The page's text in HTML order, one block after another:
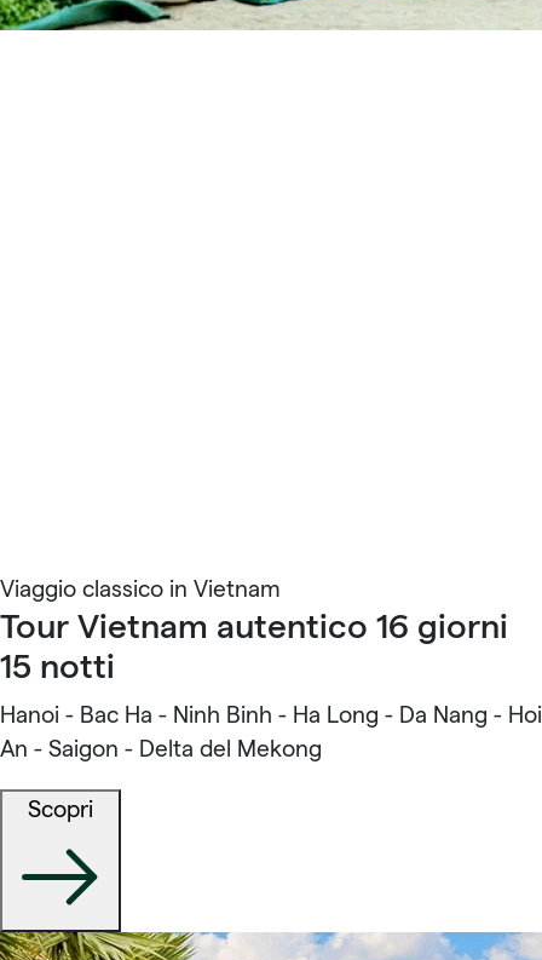
Viaggio classico in Vietnam
Tour Vietnam autentico 16 giorni
15 notti
Hanoi - Bac Ha - Ninh Binh - Ha Long - Da Nang - Hoi
An - Saigon - Delta del Mekong
Scopri